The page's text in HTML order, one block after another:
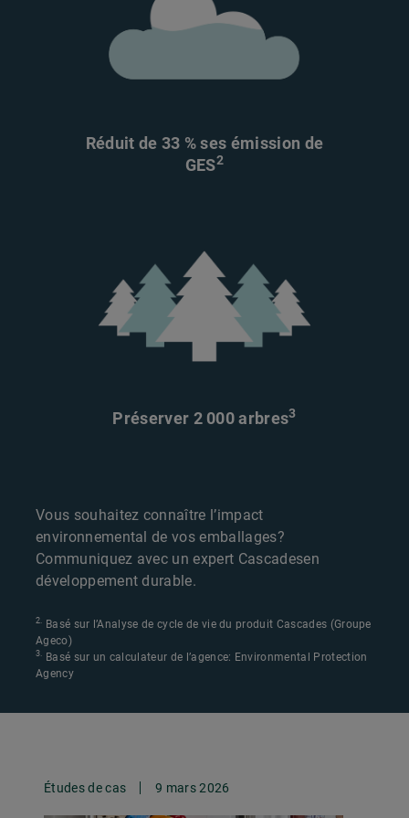
Réduit de 33 % ses émission de
GES2
Préserver 2 000 arbres3
Vous souhaitez connaître l’impact
environnemental de vos emballages?
Communiquez avec un expert Cascadesen
développement durable.
2. Basé sur l’Analyse de cycle de vie du produit Cascades (Groupe
Ageco)
3. Basé sur un calculateur de l’agence: Environmental Protection
Agency
Études de cas 9 mars 2026